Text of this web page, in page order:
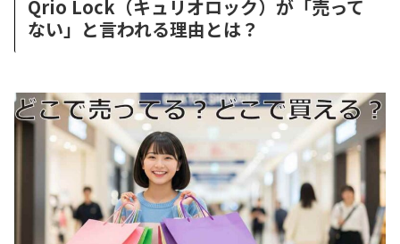
Qrio Lock（キュリオロック）が「売って
ない」と言われる理由とは？